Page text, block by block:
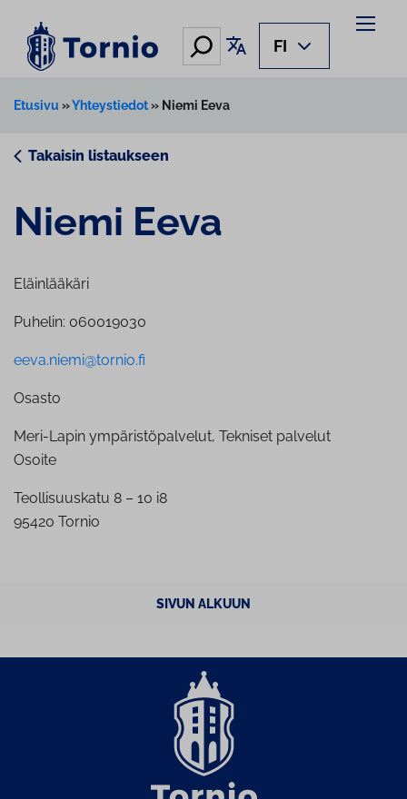
sisältöön
Hae Käännä sivu
FI
Etusivu »Yhteystiedot» Niemi Eeva
Takaisin listaukseen
Niemi Eeva
Eläinlääkäri
Puhelin: 060019030
eeva.niemi@tornio.fi
Osasto
Meri-Lapin ympäristöpalvelut, Tekniset palvelut
Osoite
Teollisuuskatu 8 – 10 i8
95420 Tornio
SIVUN ALKUUN